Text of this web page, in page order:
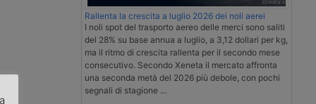
Rallenta la crescita a luglio 2026 dei noli aerei
I noli spot del trasporto aereo delle merci sono saliti
del 28% su base annua a luglio, a 3,12 dollari per kg,
ma il ritmo di crescita rallenta per il secondo mese
consecutivo. Secondo Xeneta il mercato affronta
una seconda metà del 2026 più debole, con pochi
segnali di stagione …